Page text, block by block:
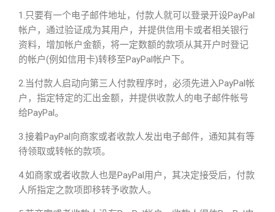
1.只要有一个电子邮件地址，付款人就可以登录开设PayPal
帐户，通过验证成为其用户，并提供信用卡或者相关银行
资料，增加帐户金额，将一定数额的款项从其开户时登记
的帐户(例如信用卡)转移至PayPal帐户下。
2.当付款人启动向第三人付款程序时，必须先进入PayPal帐
户，指定特定的汇出金额，并提供收款人的电子邮件帐号
给PayPal。
3.接着PayPal向商家或者收款人发出电子邮件，通知其有等
待领取或转帐的款项。
4.如商家或者收款人也是PayPal用户，其决定接受后，付款
人所指定之款项即移转予收款人。